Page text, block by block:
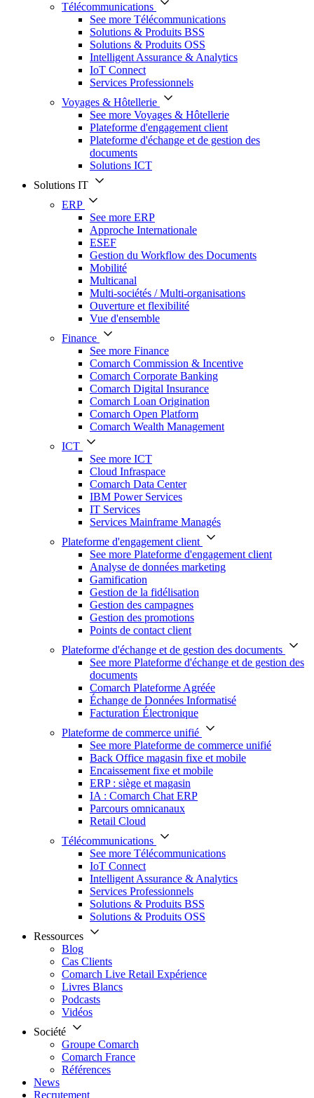
Télécommunications
See more Télécommunications
Solutions & Produits BSS
Solutions & Produits OSS
Intelligent Assurance & Analytics
IoT Connect
Services Professionnels
Voyages & Hôtellerie
See more Voyages & Hôtellerie
Plateforme d'engagement client
Plateforme d'échange et de gestion des
documents
Solutions ICT
Solutions IT
ERP
See more ERP
Approche Internationale
ESEF
Gestion du Workflow des Documents
Mobilité
Multicanal
Multi-sociétés / Multi-organisations
Ouverture et flexibilité
Vue d'ensemble
Finance
See more Finance
Comarch Commission & Incentive
Comarch Corporate Banking
Comarch Digital Insurance
Comarch Loan Origination
Comarch Open Platform
Comarch Wealth Management
ICT
See more ICT
Cloud Infraspace
Comarch Data Center
IBM Power Services
IT Services
Services Mainframe Managés
Plateforme d'engagement client
See more Plateforme d'engagement client
Analyse de données marketing
Gamification
Gestion de la fidélisation
Gestion des campagnes
Gestion des promotions
Points de contact client
Plateforme d'échange et de gestion des documents
See more Plateforme d'échange et de gestion des
documents
Comarch Plateforme Agréée
Échange de Données Informatisé
Facturation Électronique
Plateforme de commerce unifié
See more Plateforme de commerce unifié
Back Office magasin fixe et mobile
Encaissement fixe et mobile
ERP : siège et magasin
IA : Comarch Chat ERP
Parcours omnicanaux
Retail Cloud
Télécommunications
See more Télécommunications
IoT Connect
Intelligent Assurance & Analytics
Services Professionnels
Solutions & Produits BSS
Solutions & Produits OSS
Ressources
Blog
Cas Clients
Comarch Live Retail Expérience
Livres Blancs
Podcasts
Vidéos
Société
Groupe Comarch
Comarch France
Références
News
Recrutement